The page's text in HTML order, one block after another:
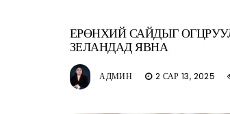
ЕРӨНХИЙ САЙДЫГ
ЗЕЛАНДАД ЯВНА
АДМИН 2 САР 13, 2025